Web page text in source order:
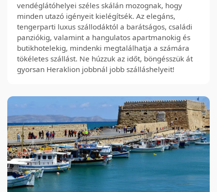
vendéglátóhelyei széles skálán mozognak, hogy
minden utazó igényeit kielégítsék. Az elegáns,
tengerparti luxus szállodáktól a barátságos, családi
panziókig, valamint a hangulatos apartmanokig és
butikhotelekig, mindenki megtalálhatja a számára
tökéletes szállást. Ne húzzuk az időt, böngésszük át
gyorsan Heraklion jobbnál jobb szálláshelyeit!